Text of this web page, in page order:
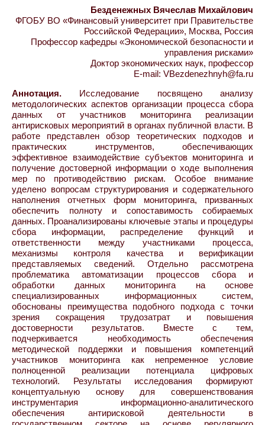
Безденежных Вячеслав Михайлович
ФГОБУ ВО «Финансовый университет при Правительстве
Российской Федерации», Москва, Россия
Профессор кафедры «Экономической безопасности и
управления рисками»
Доктор экономических наук, профессор
E-mail: VBezdenezhnyh@fa.ru
Аннотация. Исследование посвящено анализу
методологических аспектов организации процесса сбора
данных от участников мониторинга реализации
антирисковых мероприятий в органах публичной власти. В
работе представлен обзор теоретических подходов и
практических инструментов, обеспечивающих
эффективное взаимодействие субъектов мониторинга и
получение достоверной информации о ходе выполнения
мер по противодействию рискам. Особое внимание
уделено вопросам структурирования и содержательного
наполнения отчетных форм мониторинга, призванных
обеспечить полноту и сопоставимость собираемых
данных. Проанализированы ключевые этапы и процедуры
сбора информации, распределение функций и
ответственности между участниками процесса,
механизмы контроля качества и верификации
представляемых сведений. Отдельно рассмотрена
проблематика автоматизации процессов сбора и
обработки данных мониторинга на основе
специализированных информационных систем,
обоснованы преимущества подобного подхода с точки
зрения сокращения трудозатрат и повышения
достоверности результатов. Вместе с тем,
подчеркивается необходимость обеспечения
методической поддержки и повышения компетенций
участников мониторинга как непременное условие
полноценной реализации потенциала цифровых
технологий. Результаты исследования формируют
концептуальную основу для совершенствования
инструментария информационно-аналитического
обеспечения антирисковой деятельности в